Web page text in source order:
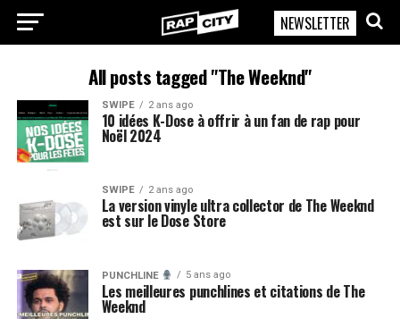
RapCity
NEWSLETTER
All posts tagged "The Weeknd"
SWIPE 2 ans ago
10 idées K-Dose à offrir à un fan de rap pour
Noël 2024
SWIPE 2 ans ago
La version vinyle ultra collector de The Weeknd
est sur le Dose Store
PUNCHLINE 5 ans ago
Les meilleures punchlines et citations de The
Weeknd